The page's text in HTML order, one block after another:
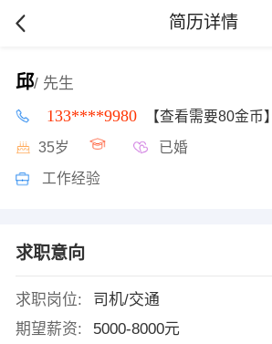
简历详情
邱/ 先生
133****9980 【查看需要80金币】
35岁 已婚
工作经验
求职意向
求职岗位:
司机/交通
期望薪资:
5000-8000元